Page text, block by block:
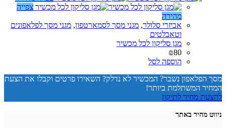
צפייה
מהירה
אביזרי סלולר, מגני מסך לסמארטפון, מגני מסך לפלאפונים
וטאבלטים
מגן סליקון לכל מכשיר
₪80
הוספה לסל
מסך הפלאפון נשבר? המכשיר לא נדלק? השאירו פרטים וקבלו את הצעת
המחיר המשתלמת ביותר!
להצעת מחיר לתיקון
ניווט מהיר באתר